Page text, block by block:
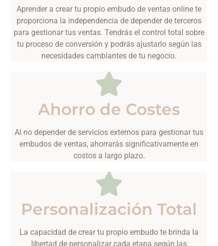
Aprender a crear tu propio embudo de ventas online te
proporciona la independencia de depender de terceros
para gestionar tus ventas. Tendrás el control total sobre
tu proceso de conversión y podrás ajustarlo según las
necesidades cambiantes de tu negocio.
Ahorro de Costes
Al no depender de servicios externos para gestionar tus
embudos de ventas, ahorrarás significativamente en
costos a largo plazo.
Personalización Total
La capacidad de crear tu propio embudo te brinda la
libertad de personalizar cada etapa según las